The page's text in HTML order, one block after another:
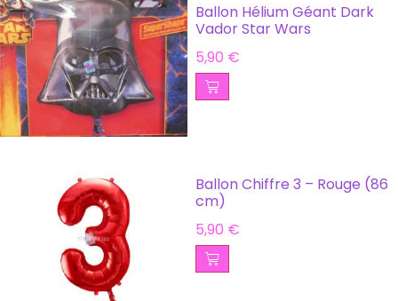
Ballon Hélium Géant Dark
Vador Star Wars
5,90 €
Ballon Chiffre 3 – Rouge (86
cm)
5,90 €